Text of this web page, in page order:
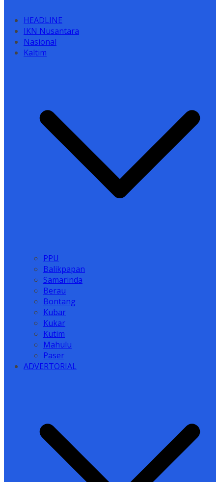
HEADLINE
IKN Nusantara
Nasional
Kaltim
PPU
Balikpapan
Samarinda
Berau
Bontang
Kubar
Kukar
Kutim
Mahulu
Paser
ADVERTORIAL